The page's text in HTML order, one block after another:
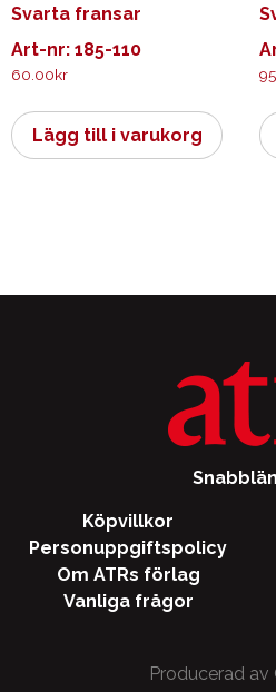
Svarta fransar
Art-nr: 185-110
60.00kr
Lägg till i varukorg
Köpvillkor
Personuppgiftspolicy
Om ATRs förlag
Vanliga frågor
Producerad av